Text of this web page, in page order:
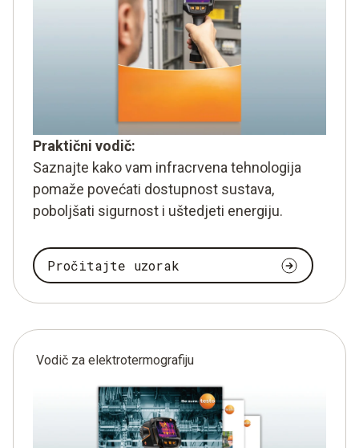
Praktični vodič:
Saznajte kako vam infracrvena tehnologija
pomaže povećati dostupnost sustava,
poboljšati sigurnost i uštedjeti energiju.
Pročitajte uzorak
Vodič za elektrotermografiju